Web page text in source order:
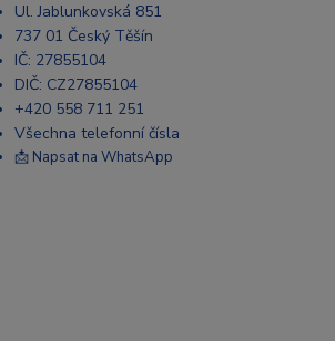
Ul. Jablunkovská 851
737 01 Český Těšín
IČ: 27855104
DIČ: CZ27855104
+420 558 711 251
Všechna telefonní čísla
📩 Napsat na WhatsApp